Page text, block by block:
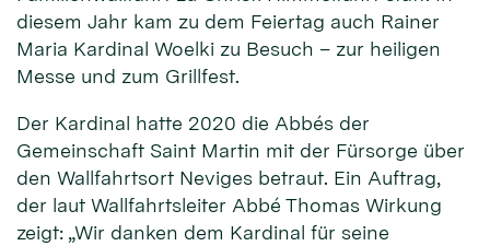
diesem Jahr kam zu dem Feiertag auch Rainer
Maria Kardinal Woelki zu Besuch – zur heiligen
Messe und zum Grillfest.
Der Kardinal hatte 2020 die Abbés der
Gemeinschaft Saint Martin mit der Fürsorge über
den Wallfahrtsort Neviges betraut. Ein Auftrag,
der laut Wallfahrtsleiter Abbé Thomas Wirkung
zeigt: „Wir danken dem Kardinal für seine